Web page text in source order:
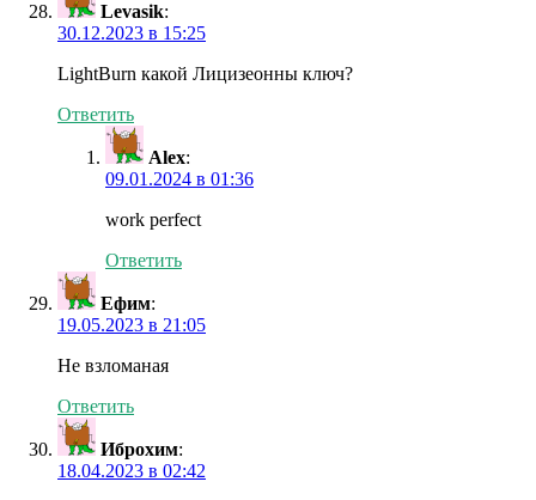
Levasik:
30.12.2023 в 15:25
LightBurn какой Лицизеонны ключ?
Ответить
Alex:
09.01.2024 в 01:36
work perfect
Ответить
Ефим:
19.05.2023 в 21:05
Не взломаная
Ответить
Иброхим:
18.04.2023 в 02:42